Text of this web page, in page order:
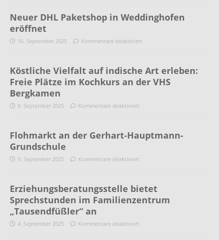
Neuer DHL Paketshop in Weddinghofen
eröffnet
16. September 2025 Kommentare deaktiviert
Köstliche Vielfalt auf indische Art erleben:
Freie Plätze im Kochkurs an der VHS
Bergkamen
9. September 2025 Kommentare deaktiviert
Flohmarkt an der Gerhart-Hauptmann-
Grundschule
9. September 2025 Kommentare deaktiviert
Erziehungsberatungsstelle bietet
Sprechstunden im Familienzentrum
„Tausendfüßler“ an
4. September 2025 Kommentare deaktiviert